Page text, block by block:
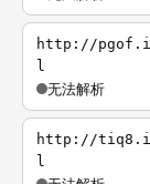
http://
l
无法解析
http://
l